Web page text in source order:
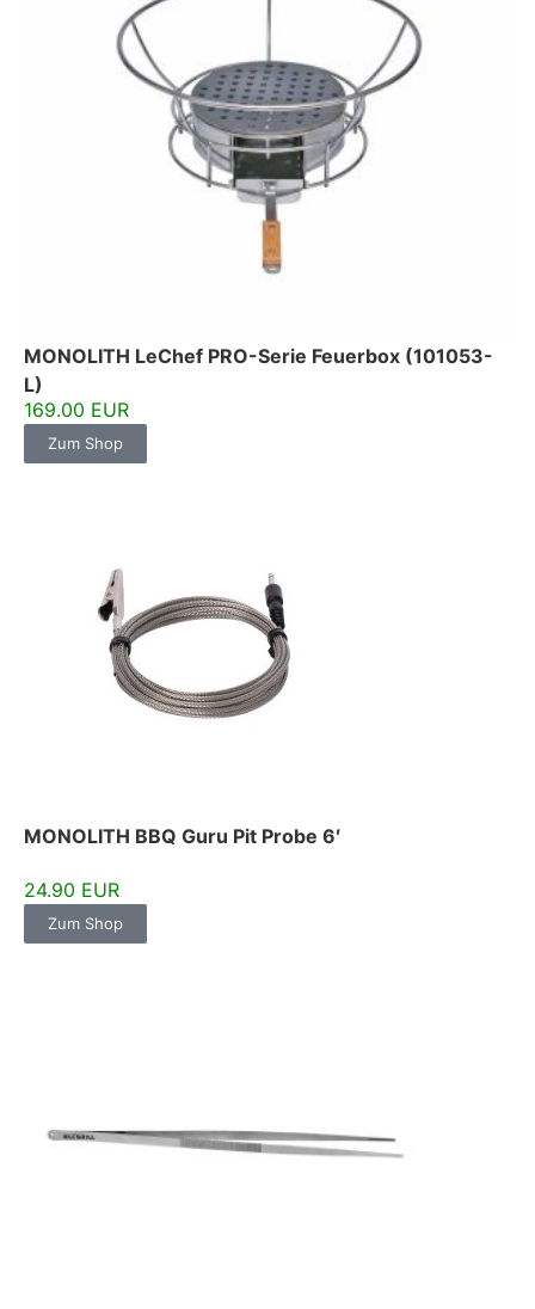
MONOLITH LeChef PRO-Serie Feuerbox (101053-
L)
169.00 EUR
Zum Shop
MONOLITH BBQ Guru Pit Probe 6′
24.90 EUR
Zum Shop